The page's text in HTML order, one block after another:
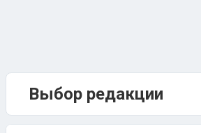
Выбор редакции